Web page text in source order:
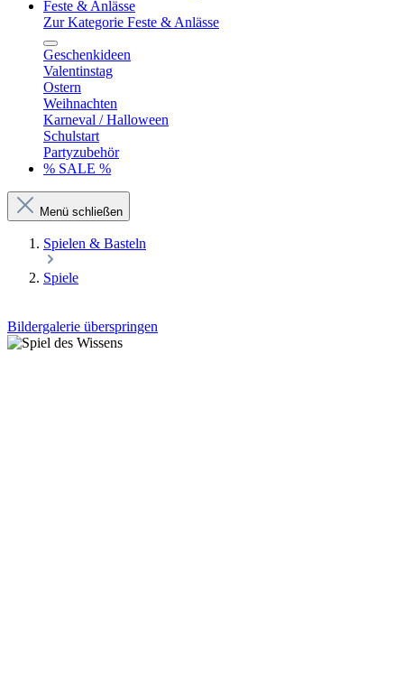
Feste & Anlässe
Zur Kategorie Feste & Anlässe
Geschenkideen
Valentinstag
Ostern
Weihnachten
Karneval / Halloween
Schulstart
Partyzubehör
% SALE %
Menü schließen
Spielen & Basteln
Spiele
Bildergalerie überspringen